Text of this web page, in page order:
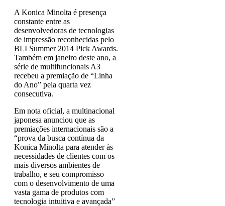
A Konica Minolta é presença
constante entre as
desenvolvedoras de tecnologias
de impressão reconhecidas pelo
BLI Summer 2014 Pick Awards.
Também em janeiro deste ano, a
série de multifuncionais A3
recebeu a premiação de “Linha
do Ano” pela quarta vez
consecutiva.
Em nota oficial, a multinacional
japonesa anunciou que as
premiações internacionais são a
“prova da busca contínua da
Konica Minolta para atender às
necessidades de clientes com os
mais diversos ambientes de
trabalho, e seu compromisso
com o desenvolvimento de uma
vasta gama de produtos com
tecnologia intuitiva e avançada”